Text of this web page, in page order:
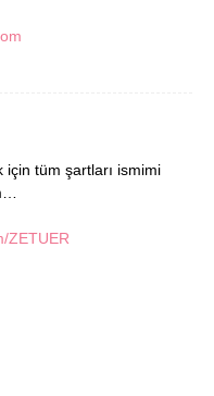
için tüm şartları ismimi
ZETUER